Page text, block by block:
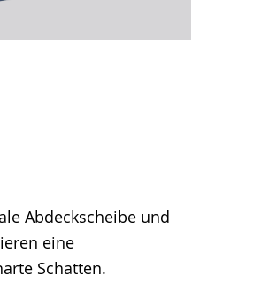
Abdeckscheibe und
eine
Schatten.